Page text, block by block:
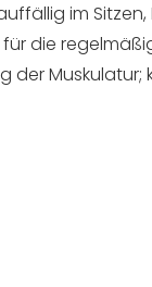
im
für die
der Muskulatur;